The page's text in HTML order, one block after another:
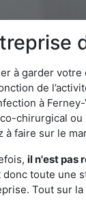
à garder
de
à
chirurgical ou
à faire sur le
il n'est pas
donc toute une
Tout sur